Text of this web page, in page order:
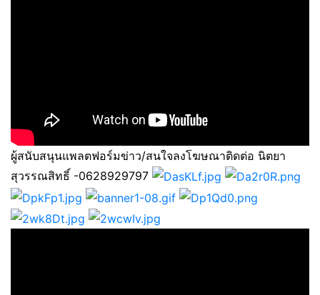
ผู้สนับสนุนแพลตฟอร์มข่าว/สนใจลงโฆษณาติดต่อ นิตยา
สุวรรณสิทธิ์ -0628929797